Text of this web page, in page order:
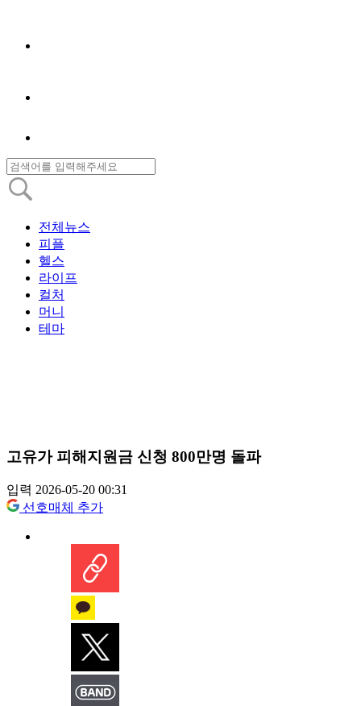
전체뉴스
피플
헬스
라이프
컬처
머니
테마
고유가 피해지원금 신청 800만명 돌파
입력 2026-05-20 00:31
선호매체 추가